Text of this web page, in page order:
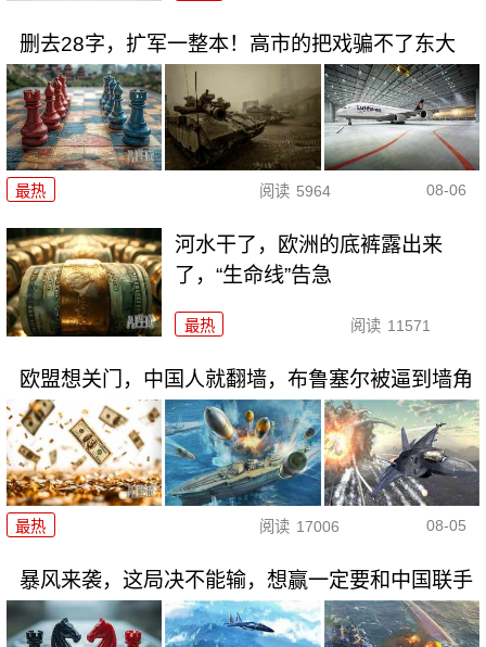
删去28字，扩军一整本！高市的把戏骗不了东大
最热 阅读 5964 08-06
河水干了，欧洲的底裤露出来
了，“生命线”告急
最热 阅读 11571
欧盟想关门，中国人就翻墙，布鲁塞尔被逼到墙角
最热 阅读 17006 08-05
暴风来袭，这局决不能输，想赢一定要和中国联手